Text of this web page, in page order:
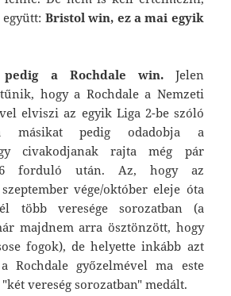
Bristol win, ez a mai egyik
a Rochdale win.Jelen
hogy a Rochdale a Nemzeti
elviszi az egyik Liga 2-be szóló
másikat pedig odadobja a
civakodjanak rajta még pár
forduló után. Az, hogy az
vége/október eleje óta
több veresége sorozatban (a
majdnem arra ösztönzött, hogy
fogok), de helyette inkább azt
Rochdale győzelmével ma este
vereség sorozatban" medált.